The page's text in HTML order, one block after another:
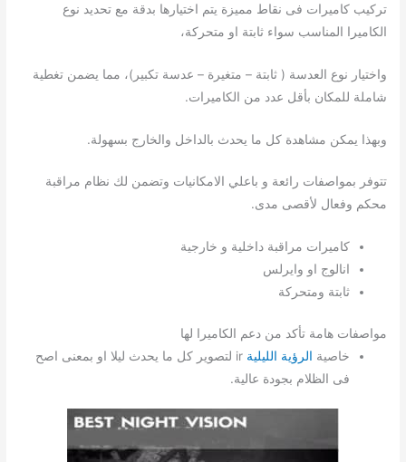
تركيب كاميرات فى نقاط مميزة يتم اختيارها بدقة مع تحديد نوع
الكاميرا المناسب سواء ثابتة او متحركة،
واختيار نوع العدسة ( ثابتة – متغيرة – عدسة تكبير)، مما يضمن تغطية
شاملة للمكان بأقل عدد من الكاميرات.
وبهذا يمكن مشاهدة كل ما يحدث بالداخل والخارج بسهولة.
تتوفر بمواصفات رائعة و باعلي الامكانيات وتضمن لك نظام مراقبة
محكم وفعال لأقصى مدى.
كاميرات مراقبة داخلية و خارجية
انالوج او وايرلس
ثابتة ومتحركة
مواصفات هامة تأكد من دعم الكاميرا لها
خاصية الرؤية الليلية
ir لتصوير كل ما يحدث ليلا او بمعنى اصح
فى الظلام بجودة عالية.